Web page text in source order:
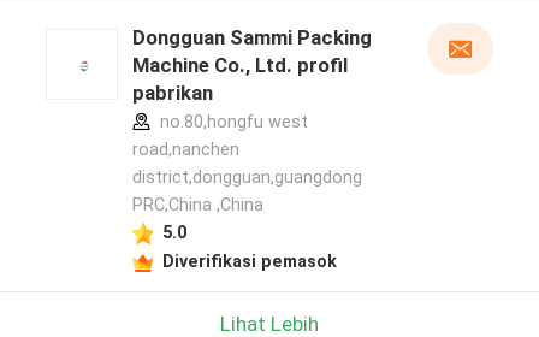
Dongguan Sammi Packing
Machine Co., Ltd. profil
pabrikan
no.80,hongfu west
road,nanchen
district,dongguan,guangdong
PRC,China ,China
5.0
Diverifikasi pemasok
Lihat Lebih